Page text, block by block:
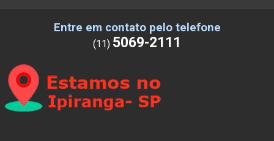
Entre em contato pelo telefone
(11) 5069-2111